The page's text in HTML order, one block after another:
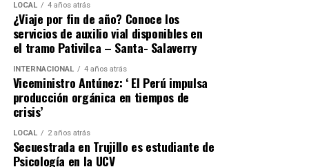
LOCAL 4 años atrás
¿Viaje por fin de año? Conoce los
servicios de auxilio vial disponibles en
el tramo Pativilca – Santa- Salaverry
INTERNACIONAL 4 años atrás
Viceministro Antúnez: ‘ El Perú impulsa
producción orgánica en tiempos de
crisis’
LOCAL 2 años atrás
Secuestrada en Trujillo es estudiante de
Psicología en la UCV